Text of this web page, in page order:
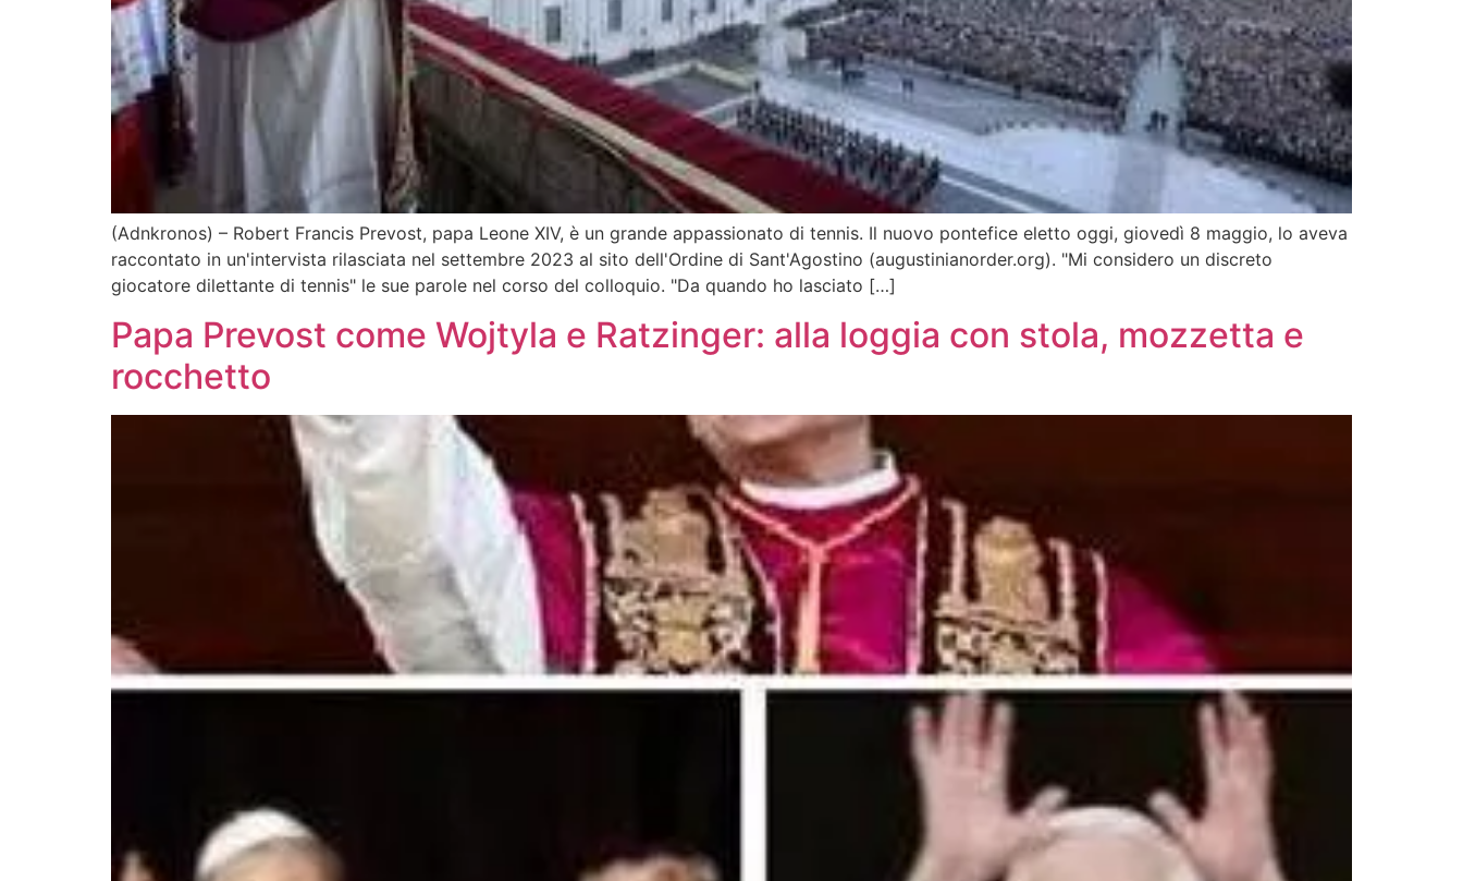
(Adnkronos) – Robert Francis Prevost, papa Leone XIV, è un grande appassionato di tennis. Il nuovo pontefice eletto oggi, giovedì 8 maggio, lo aveva
raccontato in un'intervista rilasciata nel settembre 2023 al sito dell'Ordine di Sant'Agostino (augustinianorder.org). "Mi considero un discreto
giocatore dilettante di tennis" le sue parole nel corso del colloquio. "Da quando ho lasciato […]
Papa Prevost come Wojtyla e Ratzinger: alla loggia con stola, mozzetta e
rocchetto